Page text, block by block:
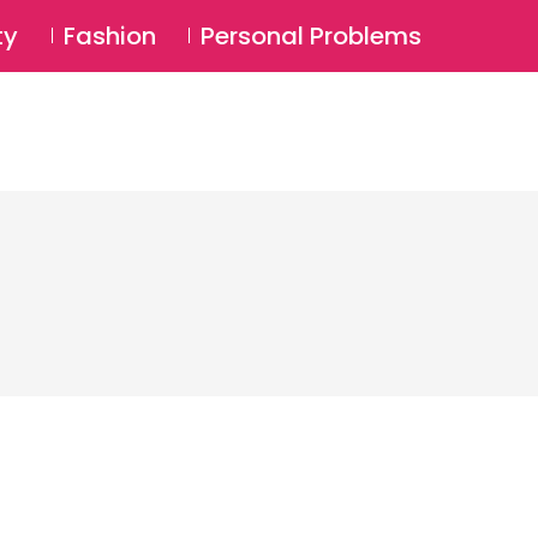
Login ⚲
Fashion Personal Problems